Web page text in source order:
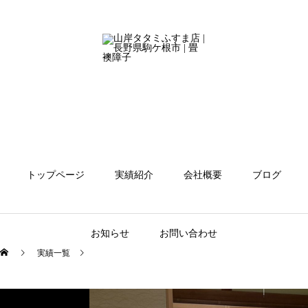
トップページ 実績紹介 会社概要 ブログ
お知らせ お問い合わせ
実績一覧